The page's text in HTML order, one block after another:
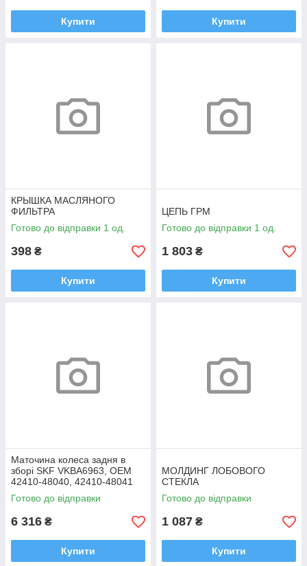
Купити Купити
КРЫШКА МАСЛЯНОГО
ФИЛЬТРА
Готово до відправки 1 од.
398 ₴
Купити
ЦЕПЬ ГРМ
Готово до відправки 1 од.
1 803 ₴
Купити
Маточина колеса задня в
зборі SKF VKBA6963, OEM
42410-48040, 42410-48041
Highlander, RX
Готово до відправки
6 316 ₴
Купити
МОЛДИНГ ЛОБОВОГО
СТЕКЛА
Готово до відправки
1 087 ₴
Купити